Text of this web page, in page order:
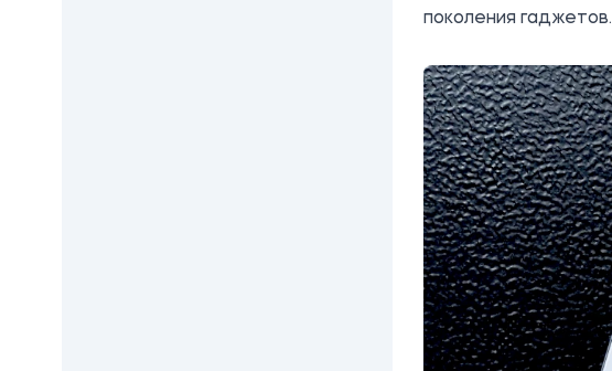
поколения гаджетов.